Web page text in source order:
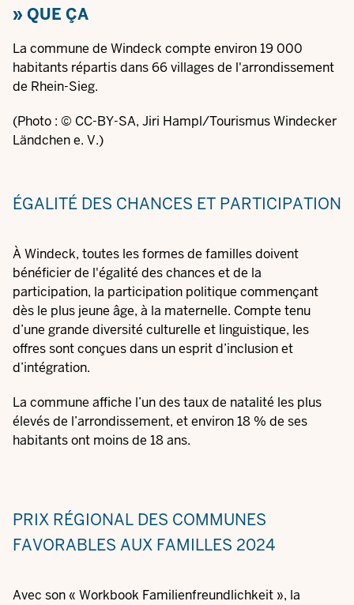
» QUE ÇA
La commune de Windeck compte environ 19 000
habitants répartis dans 66 villages de l'arrondissement
de Rhein-Sieg.
(Photo : © CC-BY-SA, Jiri Hampl/Tourismus Windecker
Ländchen e. V.)
ÉGALITÉ DES CHANCES ET PARTICIPATION
À Windeck, toutes les formes de familles doivent
bénéficier de l'égalité des chances et de la
participation, la participation politique commençant
dès le plus jeune âge, à la maternelle. Compte tenu
d’une grande diversité culturelle et linguistique, les
offres sont conçues dans un esprit d’inclusion et
d’intégration.
La commune affiche l’un des taux de natalité les plus
élevés de l’arrondissement, et environ 18 % de ses
habitants ont moins de 18 ans.
PRIX RÉGIONAL DES COMMUNES
FAVORABLES AUX FAMILLES 2024
Avec son « Workbook Familienfreundlichkeit », la